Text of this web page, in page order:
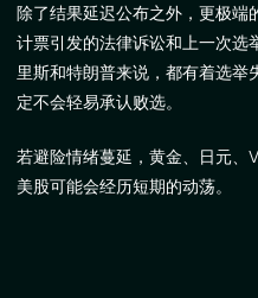
除了结果延迟公布之外，更极端
计票引发的法律诉讼和上一次选
里斯和特朗普来说，都有着选举
定不会轻易承认败选。
若避险情绪蔓延，黄金、日元、
美股可能会经历短期的动荡。